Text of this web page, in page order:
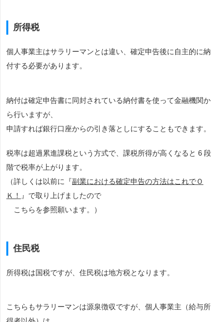
所得税
個人事業主はサラリーマンとは違い、確定申告後に自主的に納
付する必要があります。
納付は確定申告書に同封されている納付書を使って金融機関か
ら行いますが、
申請すれば銀行口座からの引き落としにすることもできます。
税率は超過累進課税という方式で、課税所得が高くなると 6 段
階で税率が上がります。
（詳しくは以前に『副業における確定申告の方法はこれでＯ
Ｋ！ 』で取り上げましたので
こちらを参照願います。）
住民税
所得税は国税ですが、住民税は地方税となります。
こちらもサラリーマンは源泉徴収ですが、個人事業主（給与所